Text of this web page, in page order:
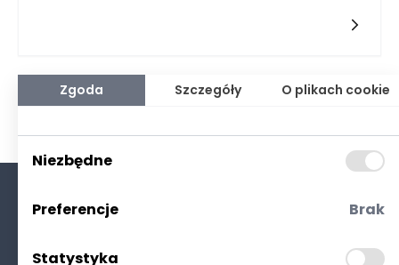
narzędzi, które zyskują na popularności w kontekście
zarządzania projektami w intranecie to m.in. Microsoft Teams,
Asana, Trello oraz Jira.
Zgoda Szczegóły O plikach cookie
Niezbędne
Preferencje Brak
Statystyka